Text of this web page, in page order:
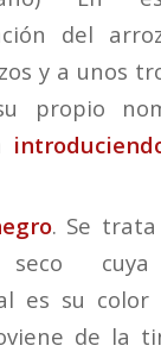
del
y a unos
propio
. Se
cuya
es su
de la